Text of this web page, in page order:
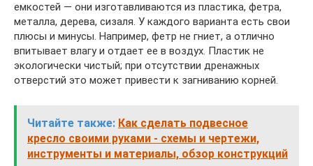
емкостей — они изготавливаются из пластика, фетра,
металла, дерева, сизаля. У каждого варианта есть свои
плюсы и минусы. Например, фетр не гниет, а отлично
впитывает влагу и отдает ее в воздух. Пластик не
экологически чистый; при отсутствии дренажных
отверстий это может привести к загниванию корней.
Читайте также: Как сделать подвесное
кресло своими руками - схемы и чертежи,
инструменты и материалы, обзор конструкций